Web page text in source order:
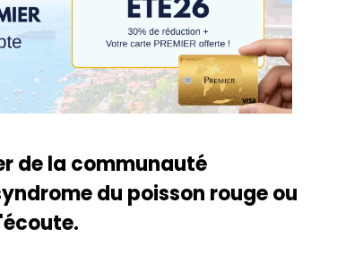
de la communauté
du poisson rouge ou